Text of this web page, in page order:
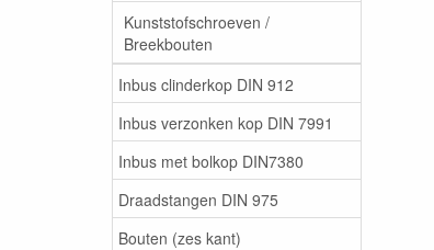
Kunststofschroeven /
Breekbouten
Inbus clinderkop DIN 912
Inbus verzonken kop DIN 7991
Inbus met bolkop DIN7380
Draadstangen DIN 975
Bouten (zes kant)